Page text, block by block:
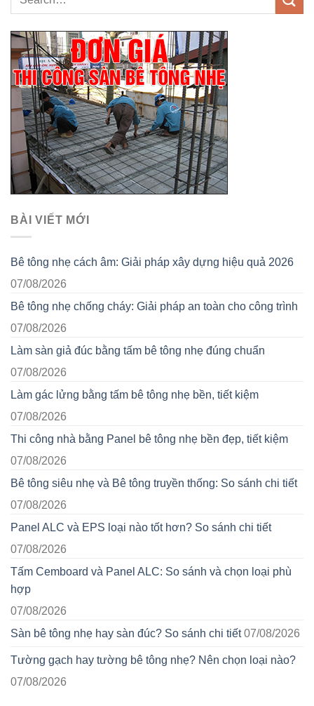
BÀI VIẾT MỚI
Bê tông nhẹ cách âm: Giải pháp xây dựng hiệu quả 2026
07/08/2026
Bê tông nhẹ chống cháy: Giải pháp an toàn cho công trình
07/08/2026
Làm sàn giả đúc bằng tấm bê tông nhẹ đúng chuẩn
07/08/2026
Làm gác lửng bằng tấm bê tông nhẹ bền, tiết kiệm
07/08/2026
Thi công nhà bằng Panel bê tông nhẹ bền đẹp, tiết kiệm
07/08/2026
Bê tông siêu nhẹ và Bê tông truyền thống: So sánh chi tiết
07/08/2026
Panel ALC và EPS loại nào tốt hơn? So sánh chi tiết
07/08/2026
Tấm Cemboard và Panel ALC: So sánh và chọn loại phù
hợp
07/08/2026
Sàn bê tông nhẹ hay sàn đúc? So sánh chi tiết 07/08/2026
Tường gạch hay tường bê tông nhẹ? Nên chọn loại nào?
07/08/2026